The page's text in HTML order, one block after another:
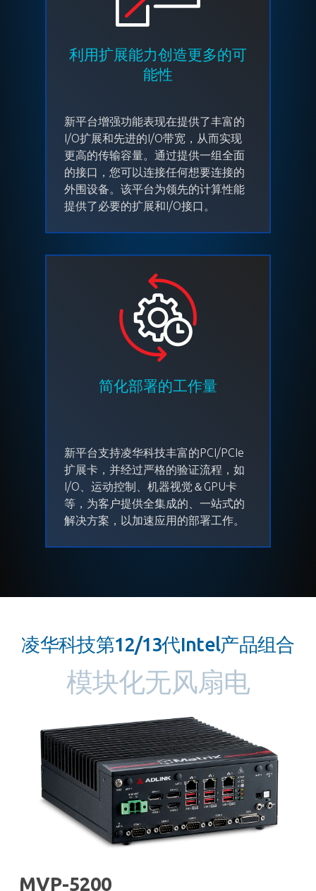
利用扩展能力创造更多的可
能性
新平台增强功能表现在提供了丰富的
I/O扩展和先进的I/O带宽，从而实现
更高的传输容量。通过提供一组全面
的接口，您可以连接任何想要连接的
外围设备。该平台为领先的计算性能
提供了必要的扩展和I/O接口。
简化部署的工作量
新平台支持凌华科技丰富的PCI/PCIe
扩展卡，并经过严格的验证流程，如
I/O、运动控制、机器视觉＆GPU卡
等，为客户提供全集成的、一站式的
解决方案，以加速应用的部署工作。
凌华科技第12/13代Intel产品组合
模块化无风扇电
MVP-5200